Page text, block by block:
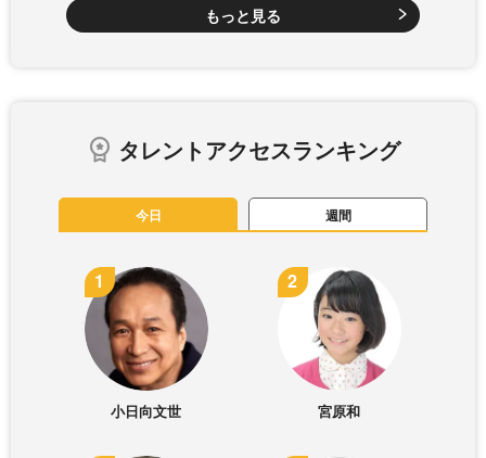
もっと見る
タレントアクセスランキング
今日 週間
小日向文世 宮原和